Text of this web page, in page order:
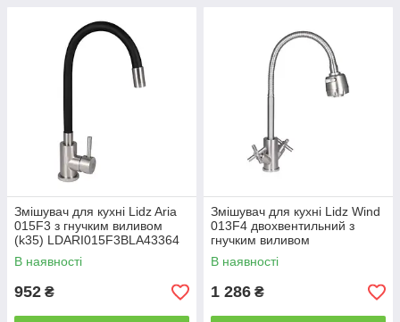
Змішувач для кухні Lidz Aria
015F3 з гнучким виливом
(k35) LDARI015F3BLA43364
Black
В наявності
952 ₴
Змішувач для кухні Lidz Wind
013F4 двохвентильний з
гнучким виливом
LDWIN013F4NKS43391 Nickel
В наявності
1 286 ₴